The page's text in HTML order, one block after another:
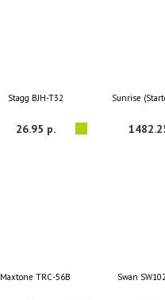
Stagg BJH-T32
26.95 р.
Sunrise
Maxtone TRС-56B Swan